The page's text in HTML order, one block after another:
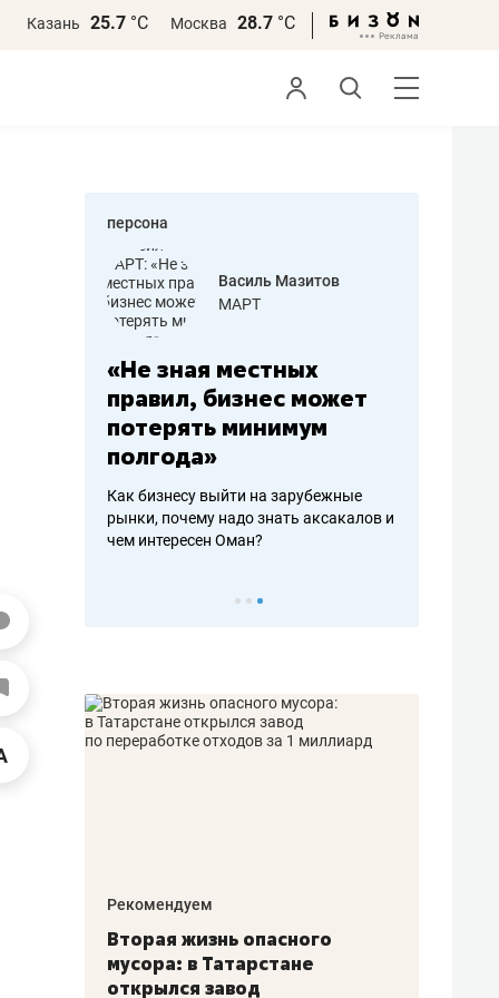
Казань 25.7 °С Москва 28.7 °С
персона
Василь Мазитов
МАРТ
«Не зная местных
правил, бизнес может
потерять минимум
полгода»
Как бизнесу выйти на зарубежные
рынки, почему надо знать аксакалов и
чем интересен Оман?
Рекомендуем
Вторая жизнь опасного
мусора: в Татарстане
открылся завод